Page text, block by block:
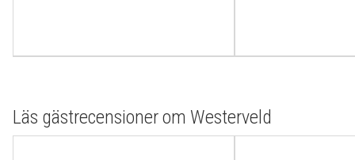
Läs gästrecensioner om Westerveld